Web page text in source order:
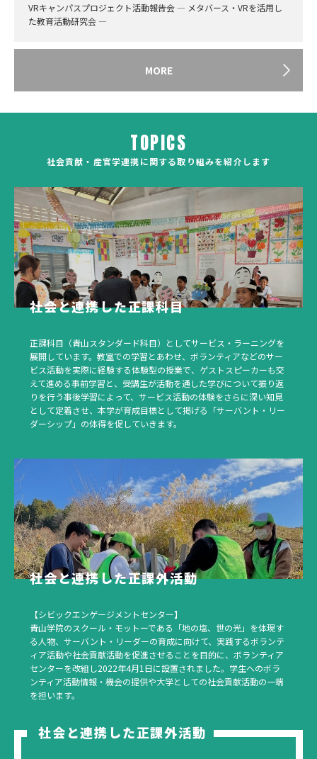
VRキャンパスプロジェクト活動報告会 ― メタバース・VRを活用し
た教育活動研究会 ―
MORE
TOPICS
社会貢献・産官学連携に関する取り組みを紹介します
社会と連携した正課科目
正課科目（青山スタンダード科目）としてサービス・ラーニングを
展開しています。教室での学習とあわせ、ボランティアなどのサー
ビス活動を実際に経験する体験型の授業で、ゲストスピーカーも交
えて進める事前学習と、受講生が活動を通した学びについて振り返
りを行う事後学習によって、サービス活動の体験をさらに深い知見
として定着させ、本学が育成目標として掲げる「サーバント・リー
ダーシップ」の体得を促していきます。
社会と連携した正課外活動
【シビックエンゲージメントセンター】
青山学院のスクール・モットーである「地の塩、世の光」を体現す
る人物、サーバント・リーダーの育成に向けて、実践するボランテ
ィア活動や社会貢献活動を促進させることを目的に、ボランティア
センターを改組し2022年4月1日に設置されました。学生へのボラ
ンティア活動情報・機会の提供や大学としての社会貢献活動の一端
を担います。
社会と連携した正課外活動